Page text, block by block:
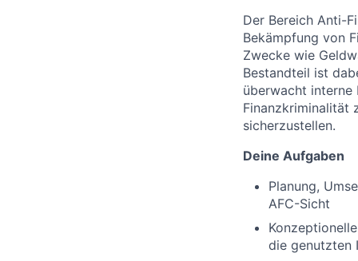
Der Bereich Anti-
Bekämpfung von
Zwecke wie
Bestandteil ist
überwacht interne
Finanzkriminalität
sicherzustellen.
Deine Aufgaben
Planung,
AFC-Sicht
die genutzten